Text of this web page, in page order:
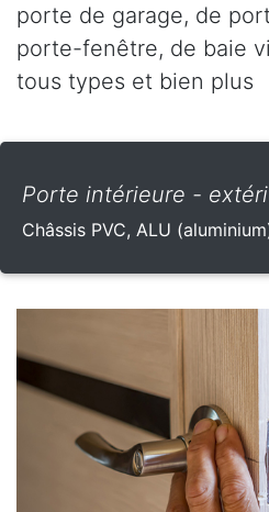
porte de garage, de
porte-fenêtre, de baie
tous types et bien plus
Porte intérieure -
Châssis PVC, ALU